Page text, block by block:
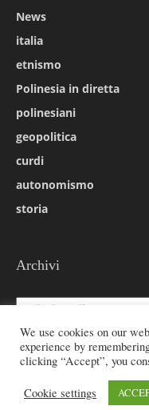
News
italia
etnismo
Polinesia in diretta
polinesiani
geopolitica
curdi
autonomismo
storia
Archivi
Archivi
© 2026
We use cookies on our
experience by
clicking “Accept”, you
Cookie settings